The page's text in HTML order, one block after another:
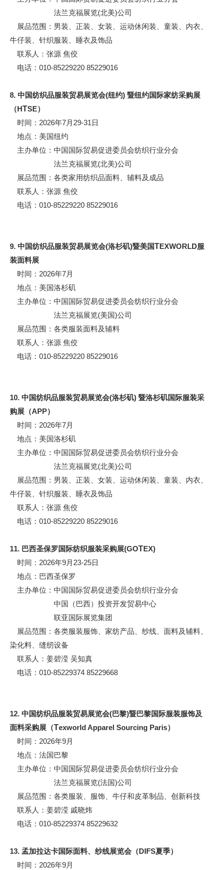
法兰克福展览(北美)公司
展品范围：男装、正装、女装、运动休闲装、童装、内衣、
牛仔装、针织服装、睡衣及饰品
联系人：张源 焦佼
电话：010-85229220 85229016
8. 中国纺织品服装贸易展览会(纽约) 暨纽约国际家纺采购展
（HTSE）
时间：2026年7月29-31日
地点：美国纽约
主办单位：中国国际贸易促进委员会纺织行业分会
法兰克福展览(北美)公司
展品范围：各类家用纺织品面料、辅料及成品
联系人：张源 焦佼
电话：010-85229220 85229016
9. 中国纺织品服装贸易展览会(洛杉矶)暨美国TEXWORLD服
装面料展
时间：2026年7月
地点：美国洛杉矶
主办单位：中国国际贸易促进委员会纺织行业分会
法兰克福展览(美国)公司
展品范围：各类服装面料及辅料
联系人：张源 焦佼
电话：010-85229220 85229016
10. 中国纺织品服装贸易展览会(洛杉矶) 暨洛杉矶国际服装采
购展（APP）
时间：2026年7月
地点：美国洛杉矶
主办单位：中国国际贸易促进委员会纺织行业分会
法兰克福展览(北美)公司
展品范围：男装、正装、女装、运动休闲装、童装、内衣、
牛仔装、针织服装、睡衣及饰品
联系人：张源 焦佼
电话：010-85229220 85229016
11. 巴西圣保罗国际纺织服装采购展(GOTEX)
时间：2026年9月23-25日
地点：巴西圣保罗
主办单位：中国国际贸易促进委员会纺织行业分会
中国（巴西）投资开发贸易中心
联亚国际展览集团
展品范围：各类服装服饰、家纺产品、纱线、面料及辅料、
染化料、缝纫设备
联系人：姜碧滢 吴知真
电话：010-85229374 85229668
12. 中国纺织品服装贸易展览会(巴黎)暨巴黎国际服装服饰及
面料采购展（Texworld Apparel Sourcing Paris）
时间：2026年9月
地点：法国巴黎
主办单位：中国国际贸易促进委员会纺织行业分会
法兰克福展览(法国)公司
展品范围：各类服装、服饰、牛仔和皮革制品、创新科技
联系人：姜碧滢 戚晓炜
电话：010-85229374 85229632
13. 孟加拉达卡国际面料、纱线展览会（DIFS夏季）
时间：2026年9月